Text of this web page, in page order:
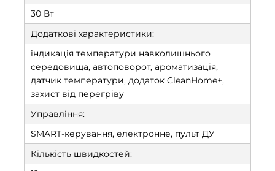
30 Вт
Додаткові характеристики:
індикація температури навколишнього
середовища, автоповорот, ароматизація,
датчик температури, додаток CleanHome+,
захист від перегріву
Управління:
SMART-керування, електронне, пульт ДУ
Кількість швидкостей: